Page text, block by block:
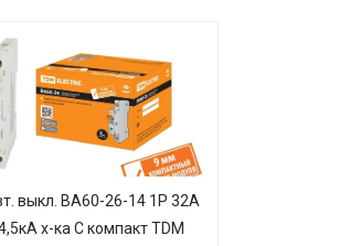
выкл. ВА60-26-14 1P 32А
х-ка С компакт TDM